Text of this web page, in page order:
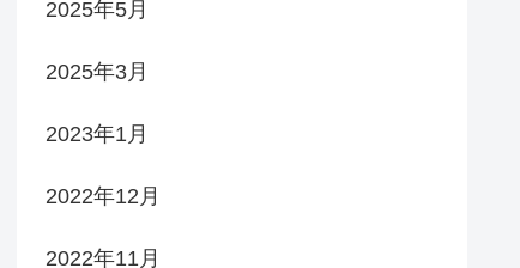
2025年5月
2025年3月
2023年1月
2022年12月
2022年11月